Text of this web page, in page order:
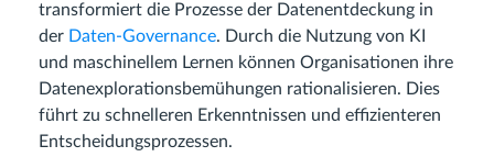
transformiert die Prozesse der Datenentdeckung in
der Daten-Governance. Durch die Nutzung von KI
und maschinellem Lernen können Organisationen ihre
Datenexplorationsbemühungen rationalisieren. Dies
führt zu schnelleren Erkenntnissen und effizienteren
Entscheidungsprozessen.